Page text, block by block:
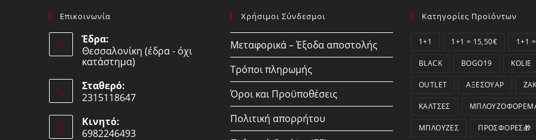
Επικοινωνία
Έδρα:
Θεσσαλονίκη (έδρα - όχι
κατάστημα)
Σταθερό:
2315118647
in
Κινητό:
6982246493
Χρήσιμοι Σύνδεσμοι
Μεταφορικά – Έξοδα αποστολής
Τρόποι πληρωμής
Όροι και Προϋποθέσεις
Πολιτική απορρήτου
Κατηγορίες Προϊόντων
1+1 1+1 = 15,50€ 1+1
BLACK BOGO19 KOLIE
OUTLET ΑΞΕΣΟΥΆΡ
ΚΆΛΤΣΕΣ
ΜΠΛΟΎΖΕΣ ΠΡΟΣΦΟΡΕΣ🎁